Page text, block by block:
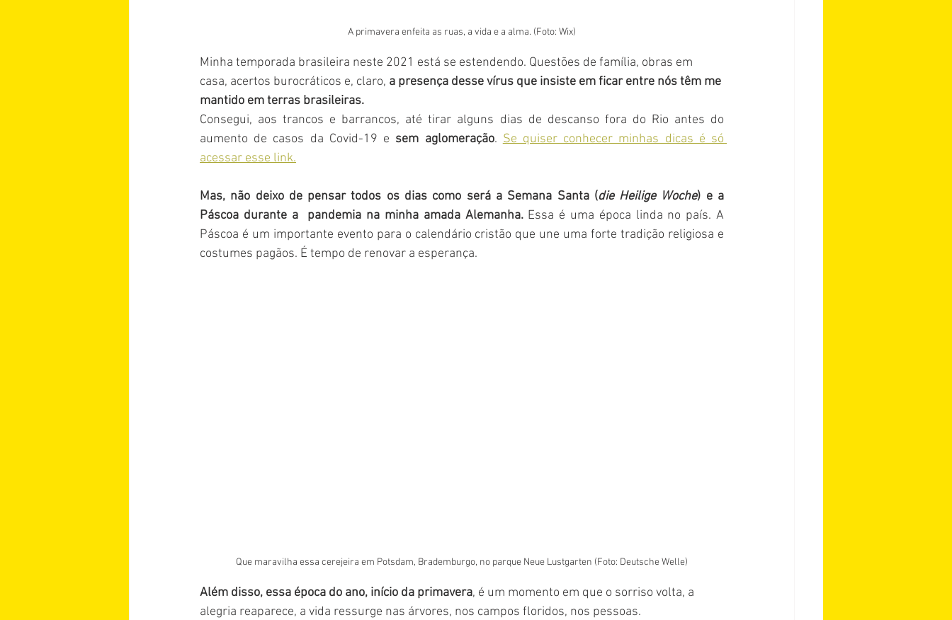
A primavera enfeita as ruas, a vida e a alma. (Foto: Wix)
Minha temporada brasileira neste 2021 está se estendendo. Questões de família, obras em
casa, acertos burocráticos e, claro, a presença desse vírus que insiste em ficar entre nós têm me
mantido em terras brasileiras.
Consegui, aos trancos e barrancos, até tirar alguns dias de descanso fora do Rio antes do
aumento de casos da Covid-19 e sem aglomeração. Se quiser conhecer minhas dicas é só
acessar esse link.
Mas, não deixo de pensar todos os dias como será a Semana Santa (die Heilige Woche) e a
Páscoa durante a  pandemia na minha amada Alemanha. Essa é uma época linda no país. A
Páscoa é um importante evento para o calendário cristão que une uma forte tradição religiosa e
costumes pagãos. É tempo de renovar a esperança.
Que maravilha essa cerejeira em Potsdam, Brademburgo, no parque Neue Lustgarten (Foto: Deutsche Welle)
Além disso, essa época do ano, início da primavera, é um momento em que o sorriso volta, a
alegria reaparece, a vida ressurge nas árvores, nos campos floridos, nos pessoas.